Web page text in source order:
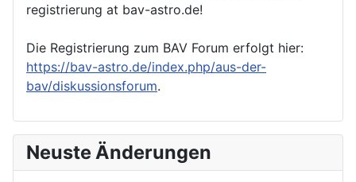
registrierung at bav-astro.de!
Die Registrierung zum BAV Forum erfolgt hier:
https://bav-astro.de/index.php/aus-der-
bav/diskussionsforum.
Neuste Änderungen